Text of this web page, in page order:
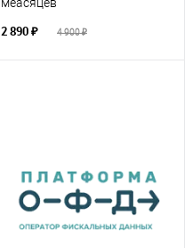
2 890 ₽ 4 900 ₽